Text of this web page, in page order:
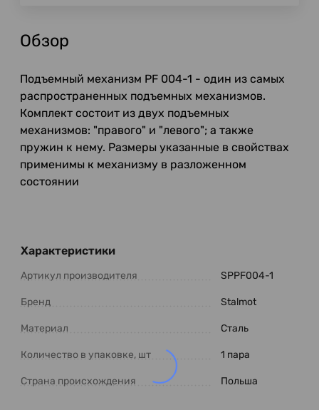
Обзор
Подъемный механизм PF 004-1 - один из самых
распространенных подъемных механизмов.
Комплект состоит из двух подъемных
механизмов: "правого" и "левого"; а также
пружин к нему. Размеры указанные в свойствах
применимы к механизму в разложенном
состоянии
Характеристики
Артикул производителя SPPF004-1
Бренд Stalmot
Материал Сталь
Количество в упаковке, шт 1 пара
Страна происхождения Польша